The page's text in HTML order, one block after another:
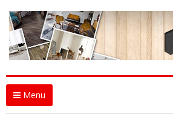
Menu